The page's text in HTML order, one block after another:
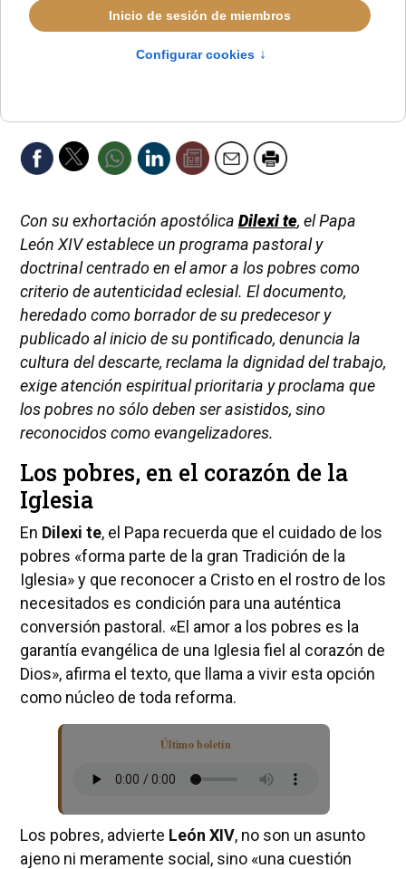
Con su exhortación apostólica Dilexi te, el Papa
León XIV establece un programa pastoral y
doctrinal centrado en el amor a los pobres como
criterio de autenticidad eclesial. El documento,
heredado como borrador de su predecesor y
publicado al inicio de su pontificado, denuncia la
cultura del descarte, reclama la dignidad del trabajo,
exige atención espiritual prioritaria y proclama que
los pobres no sólo deben ser asistidos, sino
reconocidos como evangelizadores.
Los pobres, en el corazón de la
Iglesia
En Dilexi te, el Papa recuerda que el cuidado de los
pobres «forma parte de la gran Tradición de la
Iglesia» y que reconocer a Cristo en el rostro de los
necesitados es condición para una auténtica
conversión pastoral. «El amor a los pobres es la
garantía evangélica de una Iglesia fiel al corazón de
Dios», afirma el texto, que llama a vivir esta opción
como núcleo de toda reforma.
Último boletín
Los pobres, advierte León XIV, no son un asunto
ajeno ni meramente social, sino «una cuestión